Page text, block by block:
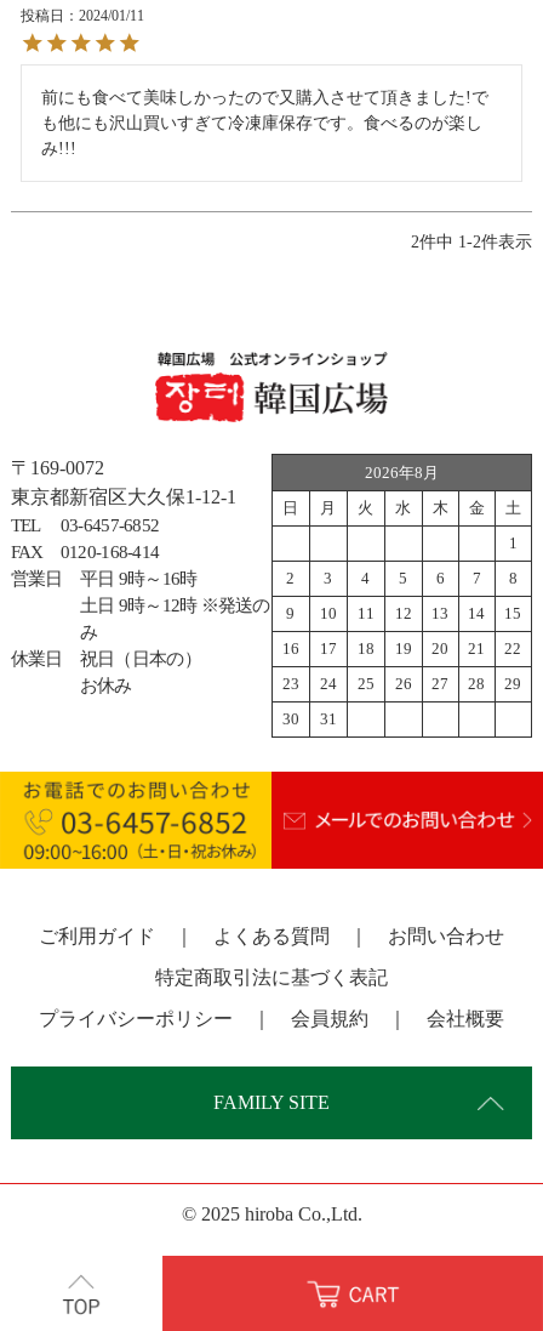
投稿日
2024/01/11
前にも食べて美味しかったので又購入させて頂きました!で
も他にも沢山買いすぎて冷凍庫保存です。食べるのが楽し
み!!!
2件中 1-2件表示
〒169-0072
東京都新宿区大久保1-12-1
TEL
03-6457-6852
FAX
0120-168-414
営業日
平日 9時～16時
土日 9時～12時 ※発送の
み
休業日
祝日（日本の）
お休み
2026年8月
日 月 火 水 木 金 土
1
2 3 4 5 6 7 8
9 10 11 12 13 14 15
16 17 18 19 20 21 22
23 24 25 26 27 28 29
30 31
ご利用ガイド よくある質問
お問い合わせ
特定商取引法に基づく表記
プライバシーポリシー
会員規約 会社概要
FAMILY SITE
© 2025 hiroba Co.,Ltd.